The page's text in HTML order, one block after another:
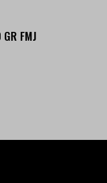
FMJ